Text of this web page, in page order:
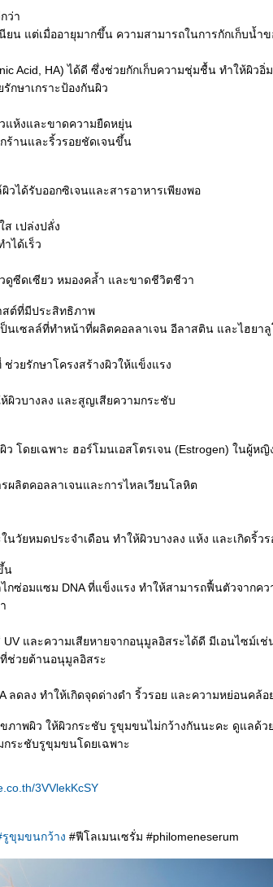
ว่า
น แต่เมื่ออายุมากขึ้น ความสามารถในการกักเก็บน้ำข
Acid, HA) ได้ดี ซึ่งช่วยกักเก็บความชุ่มชื้น ทำให้ผิว
กษาเกราะป้องกันผิว
แห้งและขาดความยืดหยุ่น
ร้านและริ้วรอยชัดเจนขึ้น
วได้รับออกซิเจนและสารอาหารเพียงพอ
เปล่งปลั่ง
ได้เร็ว
ดูซีดเซียว หมองคล้ำ และขาดชีวิตชีวา
สต์ที่มีประสิทธิภาพ
นเซลล์ที่ทำหน้าที่ผลิตคอลลาเจน อีลาสติน และไฮยา
วยรักษาโครงสร้างผิวให้แข็งแรง
ผิวบางลง และสูญเสียความกระชับ
โดยเฉพาะ ฮอร์โมนเอสโตรเจน (Estrogen) ในผู้หญิ
ผลิตคอลลาเจนและการไหลเวียนโลหิต
นวัยหมดประจำเดือน ทำให้ผิวบางลง แห้ง และเกิดริ้ว
น
ซ่อมแซม DNA ที่แข็งแรง ทำให้สามารถฟื้นตัวจากคว
และความเสียหายจากอนุมูลอิสระได้ดี มีเอนไซม์เช่
ที่ช่วยต้านอนุมูลอิสระ
ลดลง ทำให้เกิดจุดด่างดำ ริ้วรอย และความหย่อนคล้
าพผิว ให้ผิวกระชับ รูขุมขนไม่กว้างกันนะคะ ดูแลด้ว
กระชับรูขุมขนโดยเฉพาะ
3VVlekKcSY
รูขุมขนกว้าง #ฟีโลเมนเซรั่ม #philomeneserum